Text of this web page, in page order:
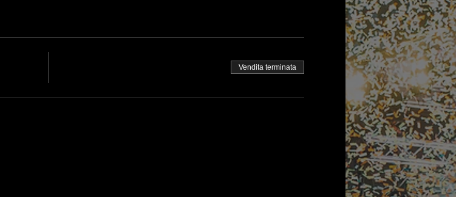
Vendita terminata